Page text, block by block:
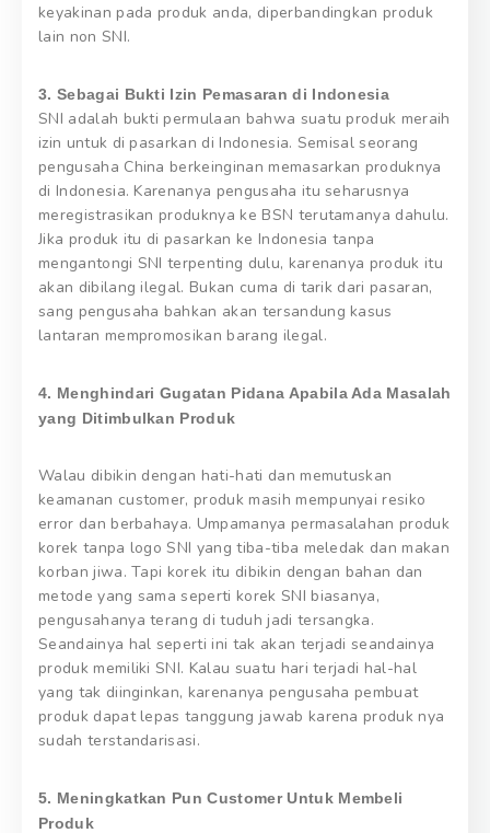
keyakinan pada produk anda, diperbandingkan produk
lain non SNI.
3. Sebagai Bukti Izin Pemasaran di Indonesia
SNI adalah bukti permulaan bahwa suatu produk meraih
izin untuk di pasarkan di Indonesia. Semisal seorang
pengusaha China berkeinginan memasarkan produknya
di Indonesia. Karenanya pengusaha itu seharusnya
meregistrasikan produknya ke BSN terutamanya dahulu.
Jika produk itu di pasarkan ke Indonesia tanpa
mengantongi SNI terpenting dulu, karenanya produk itu
akan dibilang ilegal. Bukan cuma di tarik dari pasaran,
sang pengusaha bahkan akan tersandung kasus
lantaran mempromosikan barang ilegal.
4. Menghindari Gugatan Pidana Apabila Ada Masalah
yang Ditimbulkan Produk
Walau dibikin dengan hati-hati dan memutuskan
keamanan customer, produk masih mempunyai resiko
error dan berbahaya. Umpamanya permasalahan produk
korek tanpa logo SNI yang tiba-tiba meledak dan makan
korban jiwa. Tapi korek itu dibikin dengan bahan dan
metode yang sama seperti korek SNI biasanya,
pengusahanya terang di tuduh jadi tersangka.
Seandainya hal seperti ini tak akan terjadi seandainya
produk memiliki SNI. Kalau suatu hari terjadi hal-hal
yang tak diinginkan, karenanya pengusaha pembuat
produk dapat lepas tanggung jawab karena produk nya
sudah terstandarisasi.
5. Meningkatkan Pun Customer Untuk Membeli
Produk